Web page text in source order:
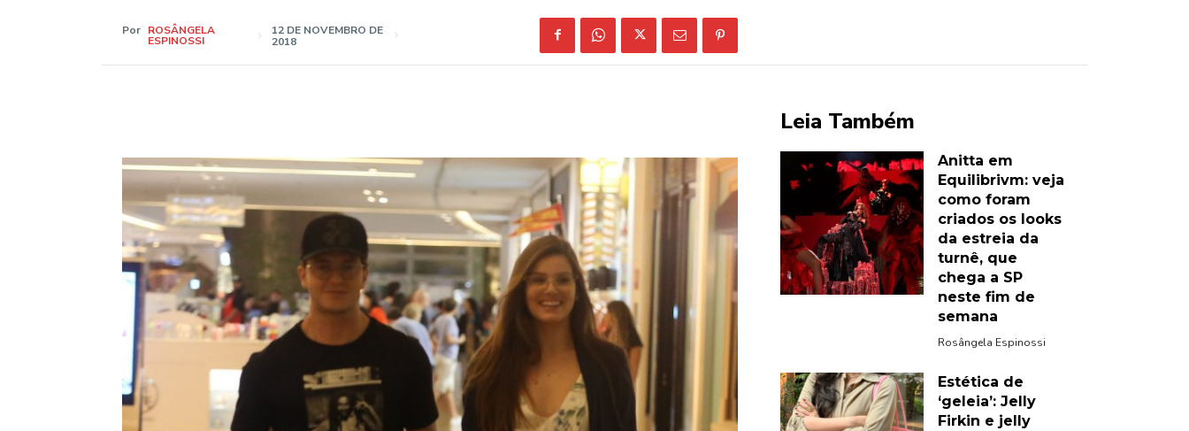
Por ROSÂNGELA
ESPINOSSI
12 DE NOVEMBRO DE
2018
Leia Também
Anitta em
Equilibrivm: veja
como foram
criados os looks
da estreia da
turnê, que
chega a SP
neste fim de
semana
Rosângela Espinossi
Estética de
‘geleia’: Jelly
Firkin e jelly